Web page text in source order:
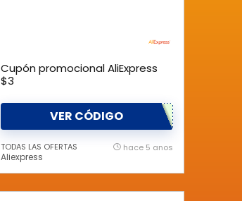
Cupón promocional AliExpress
$3
VER CÓDIGO
TODAS LAS OFERTAS
Aliexpress
hace 5 anos